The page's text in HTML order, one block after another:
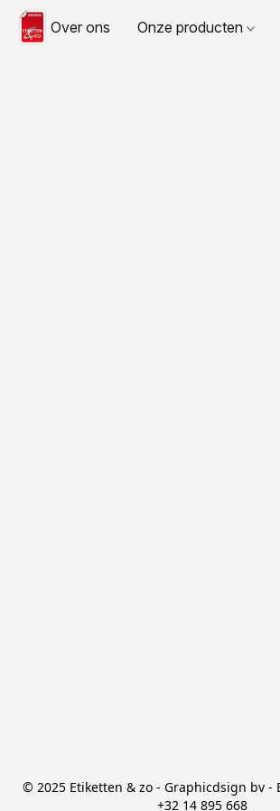
Over ons Onze producten
© 2025 Etiketten & zo - Graphicdsign bv -
+32 14 895 668